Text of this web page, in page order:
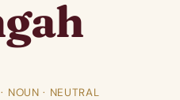
NOUN · NEUTRAL